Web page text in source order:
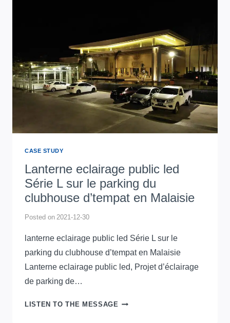
L
DANS
LE
CÔTÉ
DE
MAISON
AU
PÉROU
CASE STUDY
Lanterne eclairage public led
Série L sur le parking du
clubhouse d’tempat en Malaisie
Posted on 2021-12-30
lanterne eclairage public led Série L sur le
parking du clubhouse d’tempat en Malaisie
Lanterne eclairage public led, Projet d’éclairage
de parking de…
LISTEN TO THE MESSAGE LANTERNE